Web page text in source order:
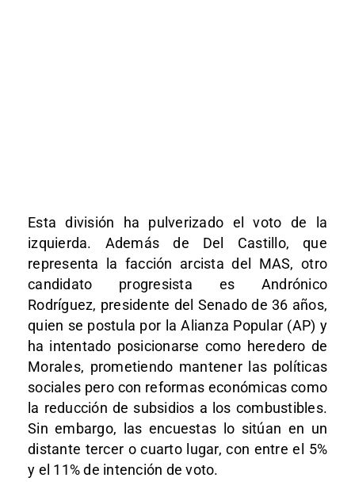
Esta división ha pulverizado el voto de la
izquierda. Además de Del Castillo, que
representa la facción arcista del MAS, otro
candidato progresista es Andrónico
Rodríguez, presidente del Senado de 36 años,
quien se postula por la Alianza Popular (AP) y
ha intentado posicionarse como heredero de
Morales, prometiendo mantener las políticas
sociales pero con reformas económicas como
la reducción de subsidios a los combustibles.
Sin embargo, las encuestas lo sitúan en un
distante tercer o cuarto lugar, con entre el 5%
y el 11% de intención de voto.